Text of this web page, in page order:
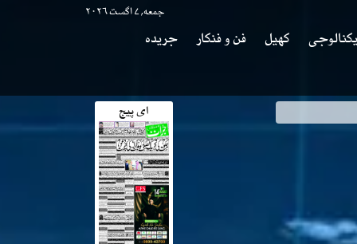
جمعه, ۷ اگست ۲۰۲۶
کھیل فن و فنکار
جریدہ
ای پیج